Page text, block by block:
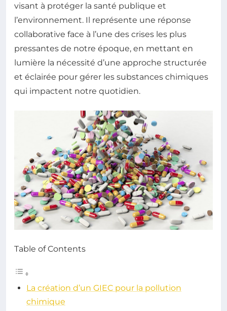
visant à protéger la santé publique et
l’environnement. Il représente une réponse
collaborative face à l’une des crises les plus
pressantes de notre époque, en mettant en
lumière la nécessité d’une approche structurée
et éclairée pour gérer les substances chimiques
qui impactent notre quotidien.
Table of Contents
La création d’un GIEC pour la pollution
chimique